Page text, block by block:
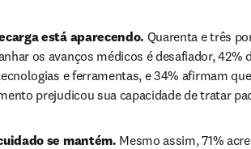
está aparecendo. Quarenta e três
os avanços médicos é desafiador, 42%
e ferramentas, e 34% afirmam
prejudicou sua capacidade de tratar
se mantém. Mesmo assim, 71%